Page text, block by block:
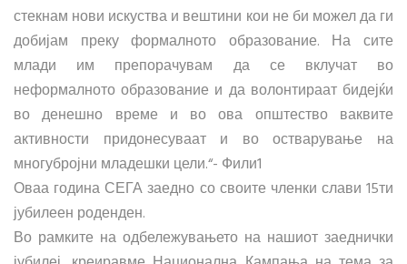
стекнам нови искуства и вештини кои не би можел да ги
добијам преку формалното образование. На сите
млади им препорачувам да се вклучат во
неформалното образование и да волонтираат бидејќи
во денешно време и во ова општество ваквите
активности придонесуваат и во остварување на
многубројни младешки цели.“- Фили1
Оваа година СЕГА заедно со своите членки слави 15ти
јубилеен роденден.
Во рамките на одбележувањето на нашиот заеднички